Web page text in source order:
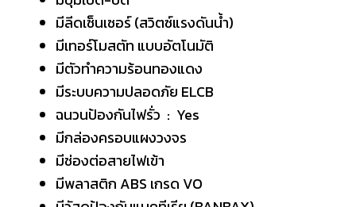
มีลีดเซ็นเซอร์ (สวิตซ์แรงดันน้ำ)
มีเทอร์โมสตัท แบบอัตโนมัติ
มีตัวทำความร้อนทองแดง
มีระบบความปลอดภัย ELCB
ฉนวนป้องกันไฟรั่ว : Yes
มีกล่องครอบแผงวงจร
มีช่องต่อสายไฟเข้า
มีพลาสติก ABS เกรด VO